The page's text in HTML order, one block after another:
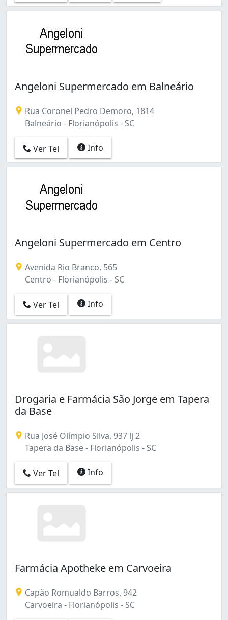
Angeloni Supermercado em Balneário
Rua Coronel Pedro Demoro, 1814
Balneário - Florianópolis - SC
Ver Tel Info
Angeloni Supermercado em Centro
Avenida Rio Branco, 565
Centro - Florianópolis - SC
Ver Tel Info
Drogaria e Farmácia São Jorge em Tapera
da Base
Rua José Olímpio Silva, 937 lj 2
Tapera da Base - Florianópolis - SC
Ver Tel Info
Farmácia Apotheke em Carvoeira
Capão Romualdo Barros, 942
Carvoeira - Florianópolis - SC